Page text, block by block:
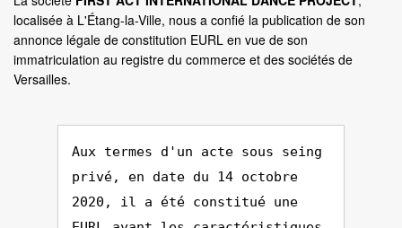
localisée à L'Étang-la-Ville, nous a confié la publication de son
annonce légale de constitution EURL en vue de son
immatriculation au registre du commerce et des sociétés de
Versailles.
Aux termes d'un acte sous seing
privé, en date du 14 octobre
2020, il a été constitué une